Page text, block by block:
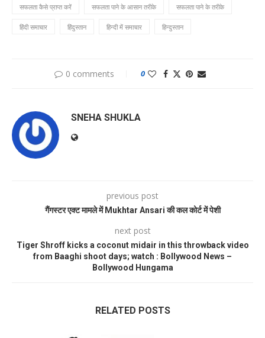
सफलता कैसे प्राप्त करें सफलता पाने के आसान तरीके सफलता पाने के तरीके
हिंदी समाचार हिंदुस्तान हिन्दी में समाचार हिन्दुस्तान
0 comments 0
SNEHA SHUKLA
previous post
गैंगस्टर एक्ट मामले में Mukhtar Ansari की कल कोर्ट में पेशी
next post
Tiger Shroff kicks a coconut midair in this throwback video
from Baaghi shoot days; watch : Bollywood News –
Bollywood Hungama
RELATED POSTS